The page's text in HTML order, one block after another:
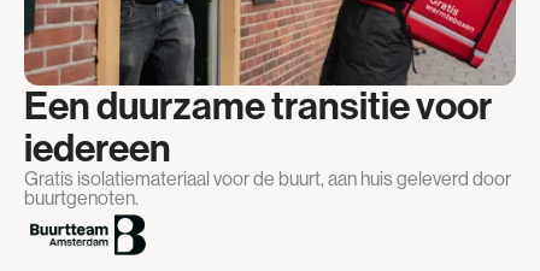
Een duurzame transitie voor
iedereen
Gratis isolatiemateriaal voor de buurt, aan huis geleverd door
buurtgenoten.